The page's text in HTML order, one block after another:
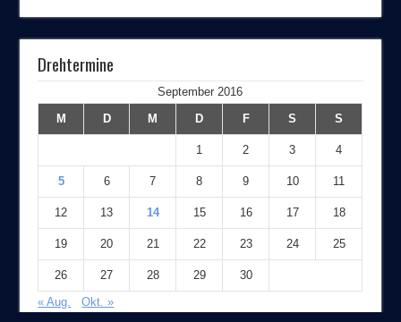
Drehtermine
September 2016
M
D M D F S S
1 2 3 4
5 6 7 8 9 10 11
12 13 14 15 16 17 18
19 20 21 22 23 24 25
26 27 28 29
30
« Aug.
Okt. »